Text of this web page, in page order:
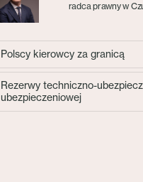
radca prawny w
Polscy kierowcy za granicą
Rezerwy techniczno-
ubezpieczeniowej